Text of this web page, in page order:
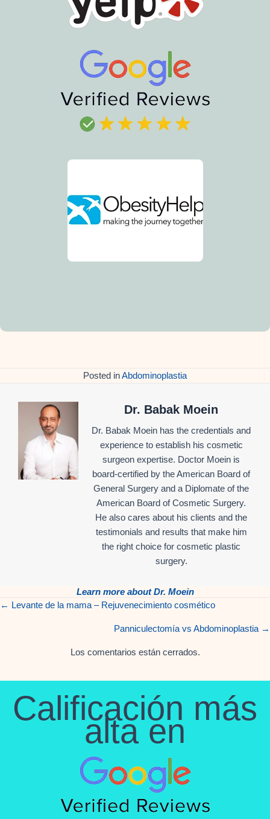
Posted inAbdominoplastia
Dr. Babak Moein
Dr. Babak Moein has the credentials and
experience to establish his cosmetic
surgeon expertise. Doctor Moein is
board-certified by the American Board of
General Surgery and a Diplomate of the
American Board of Cosmetic Surgery.
He also cares about his clients and the
testimonials and results that make him
the right choice for cosmetic plastic
surgery.
Learn more about Dr. Moein
← Levante de la mama – Rejuvenecimiento cosmético
Panniculectomía vs Abdominoplastia →
Los comentarios están cerrados.
Calificación más
alta en